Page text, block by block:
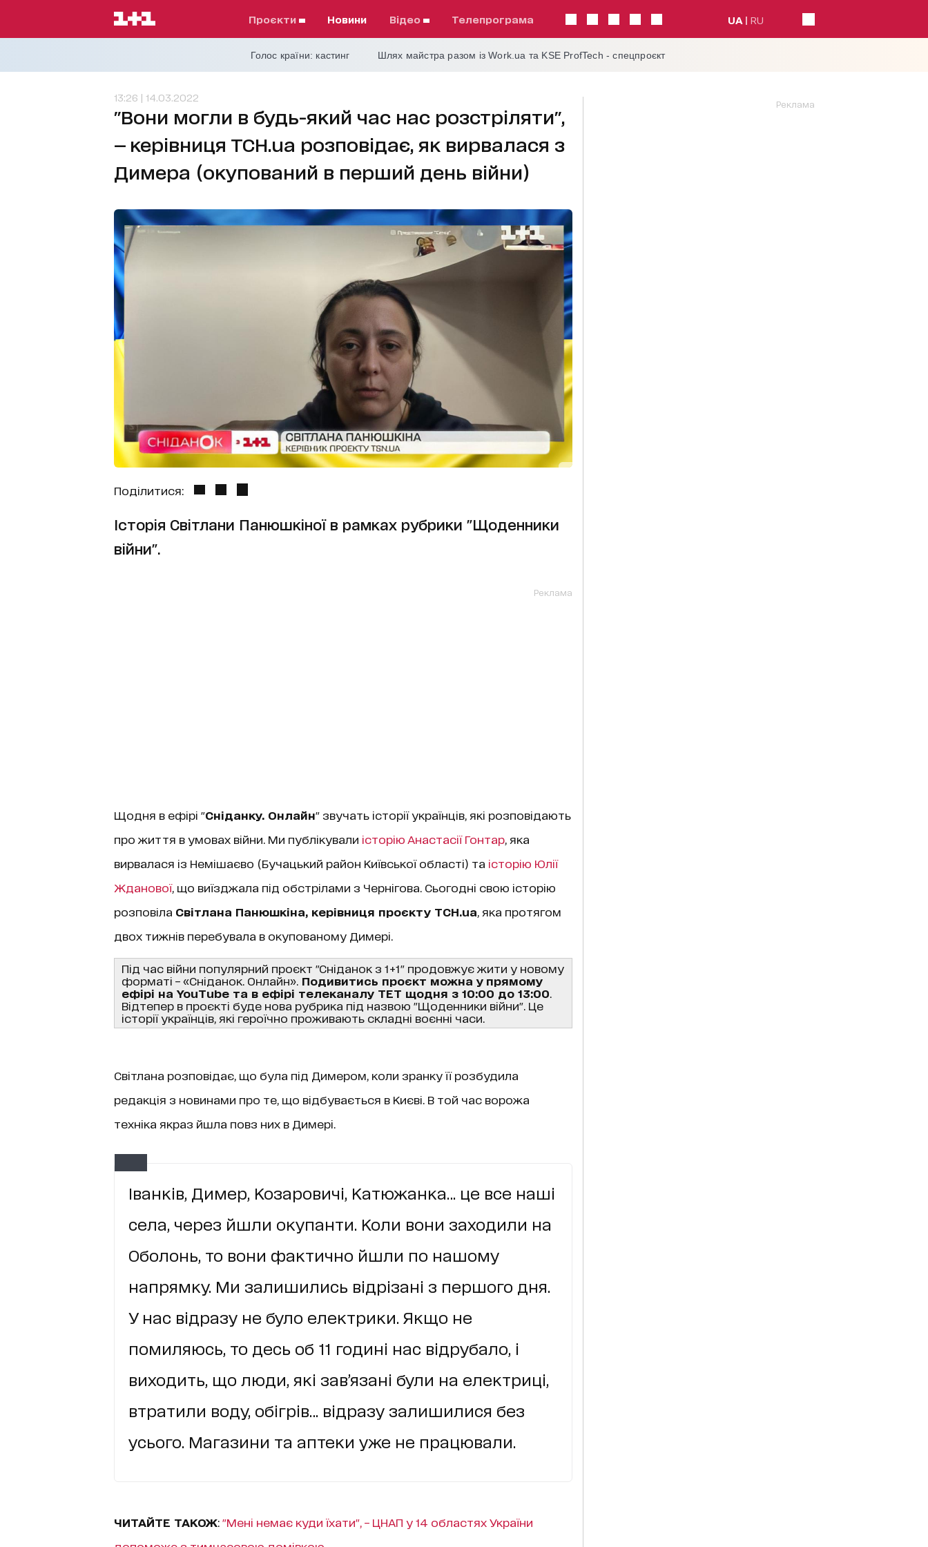
проєкти Новини відео телепрограма UA RU
Голос країни: кастинг Шлях майстра разом із Work.ua та KSE ProfTech - спецпроєкт
13:26 | 14.03.2022
"Вони могли в будь-який час нас розстріляти",
— керівниця ТСН.ua розповідає, як вирвалася з
Димера (окупований в перший день війни)
Поділитися:
Історія Світлани Панюшкіної в рамках рубрики "Щоденники
війни".
Реклама
Щодня в ефірі "Сніданку. Онлайн" звучать історії українців, які розповідають
про життя в умовах війни. Ми публікували історію Анастасії Гонтар, яка
вирвалася із Немішаєво (Бучацький район Київської області) та історію Юлії
Жданової, що виїзджала під обстрілами з Чернігова. Сьогодні свою історію
розповіла Світлана Панюшкіна, керівниця проєкту ТСН.ua , яка протягом
двох тижнів перебувала в окупованому Димері.
Під час війни популярний проєкт "Сніданок з 1+1" продовжує жити у новому
форматі – «Сніданок. Онлайн». Подивитись проєкт можна у прямому
ефірі на YouTube та в ефірі телеканалу ТЕТ щодня з 10:00 до 13:00
Відтепер в проєкті буде нова рубрика під назвою "Щоденники війни". Це
історії українців, які героїчно проживають складні воєнні часи.
Світлана розповідає, що була під Димером, коли зранку її розбудила
редакція з новинами про те, що відбувається в Києві. В той час ворожа
техніка якраз йшла повз них в Димері.
Іванків, Димер, Козаровичі, Катюжанка… це все наші
села, через йшли окупанти. Коли вони заходили на
Оболонь, то вони фактично йшли по нашому
напрямку. Ми залишились відрізані з першого дня.
У нас відразу не було електрики. Якщо не
помиляюсь, то десь об 11 годині нас відрубало, і
виходить, що люди, які зав’язані були на електриці,
втратили воду, обігрів… відразу залишилися без
усього. Магазини та аптеки уже не працювали.
ЧИТАЙТЕ ТАКОЖ: "Мені немає куди їхати", – ЦНАП у 14 областях України
Реклама